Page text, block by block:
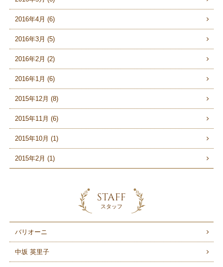
2016年4月 (6)
2016年3月 (5)
2016年2月 (2)
2016年1月 (6)
2015年12月 (8)
2015年11月 (6)
2015年10月 (1)
2015年2月 (1)
STAFF
スタッフ
バリオーニ
中坂 英里子